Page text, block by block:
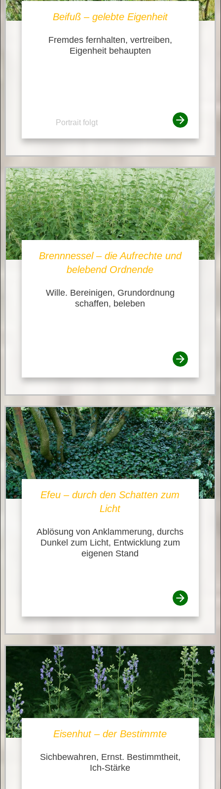
Beifuß – gelebte Eigenheit
Fremdes fernhalten, vertreiben,
Eigenheit behaupten
Portrait folgt
Brennnessel – die Aufrechte und
belebend Ordnende
Wille. Bereinigen, Grundordnung
schaffen, beleben
Efeu – durch den Schatten zum
Licht
Ablösung von Anklammerung, durchs
Dunkel zum Licht, Entwicklung zum
eigenen Stand
Eisenhut – der Bestimmte
Sichbewahren, Ernst. Bestimmtheit,
Ich-Stärke